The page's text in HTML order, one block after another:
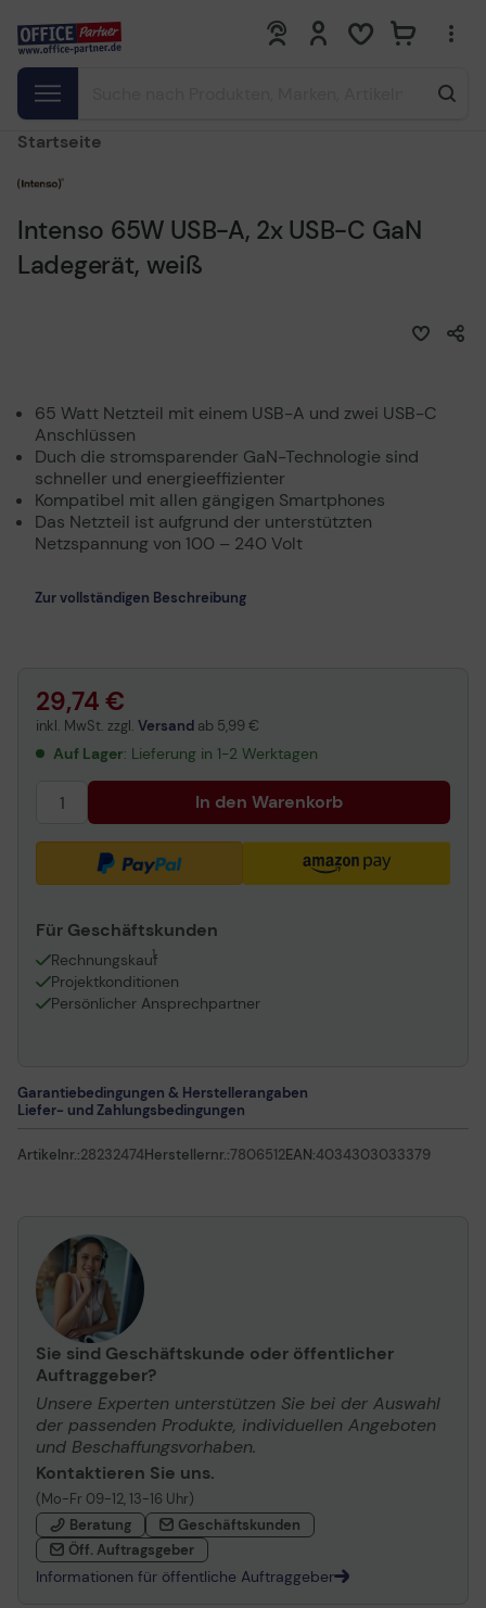
0 0
Startseite
Intenso 65W USB-A, 2x USB-C GaN
Ladegerät, weiß
65 Watt Netzteil mit einem USB-A und zwei USB-C
Anschlüssen
Duch die stromsparender GaN-Technologie sind
schneller und energieeffizienter
Kompatibel mit allen gängigen Smartphones
Das Netzteil ist aufgrund der unterstützten
Netzspannung von 100 – 240 Volt
Zur vollständigen Beschreibung
29,74 €
inkl. MwSt. zzgl. Versand ab 5,99 €
Auf Lager: Lieferung in 1-2 Werktagen
In den Warenkorb
Für Geschäftskunden
Rechnungskauf
1
Projektkonditionen
Persönlicher Ansprechpartner
Garantiebedingungen & Herstellerangaben
Liefer- und Zahlungsbedingungen
Artikelnr.:28232474Herstellernr.:7806512EAN:4034303033379
Sie sind Geschäftskunde oder öffentlicher
Auftraggeber?
Unsere Experten unterstützen Sie bei der Auswahl
der passenden Produkte, individuellen Angeboten
und Beschaffungsvorhaben.
Kontaktieren Sie uns.
(Mo-Fr 09-12, 13-16 Uhr)
Beratung
Geschäftskunden
Öff. Auftragsgeber
Informationen für öffentliche Auftraggeber